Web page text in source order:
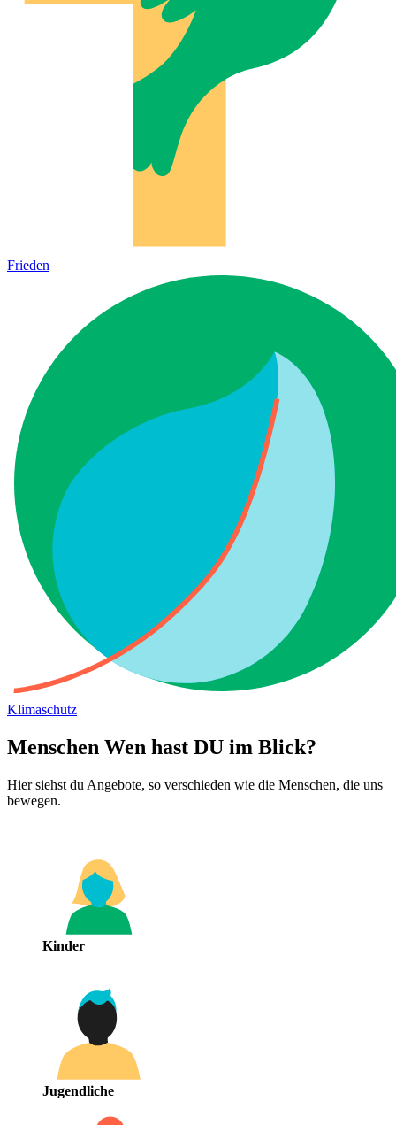
Frieden
Klimaschutz
Menschen Wen hast DU im Blick?
Hier siehst du Angebote, so verschieden wie die Menschen, die uns
bewegen.
Kinder
Jugendliche